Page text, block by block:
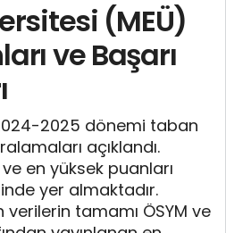
(MEÜ)
ve Başarı
2025 dönemi taban
açıklandı.
en yüksek puanları
yer almaktadır.
tamamı ÖSYM ve